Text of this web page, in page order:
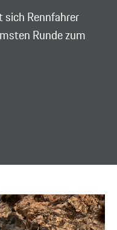
Rennfahrer
Runde zum